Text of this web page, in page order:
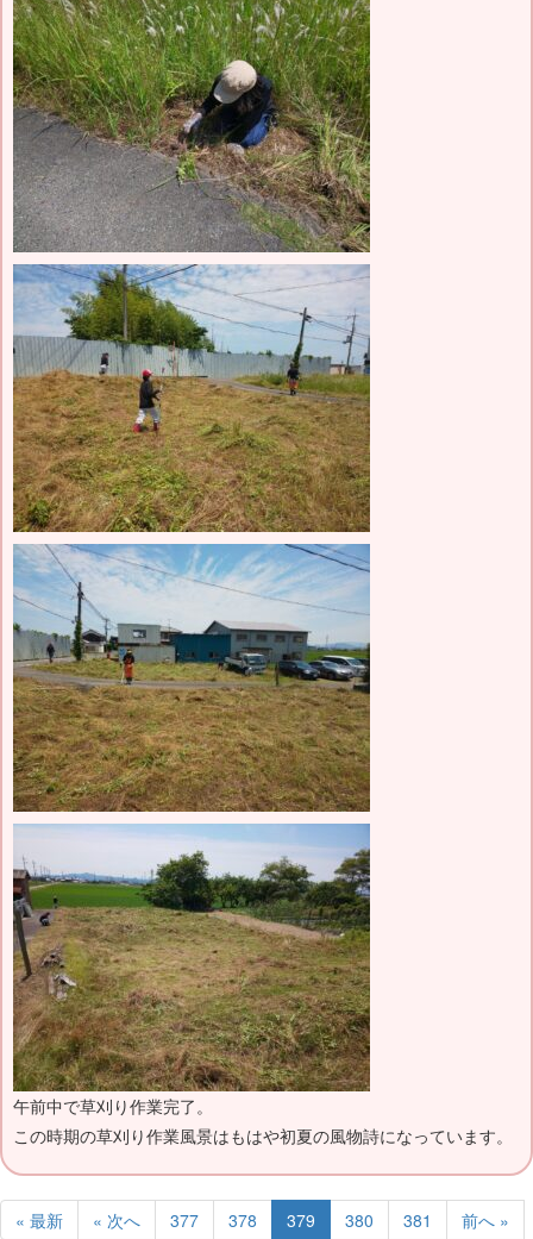
午前中で草刈り作業完了。
この時期の草刈り作業風景はもはや初夏の風物詩になっています。
« 最新 « 次へ 377 378 379 380 381
前へ »